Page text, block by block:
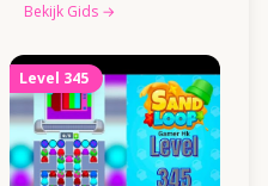
Bekijk Gids →
Level 345